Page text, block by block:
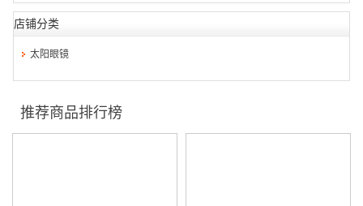
店铺分类
太阳眼镜
推荐商品排行榜